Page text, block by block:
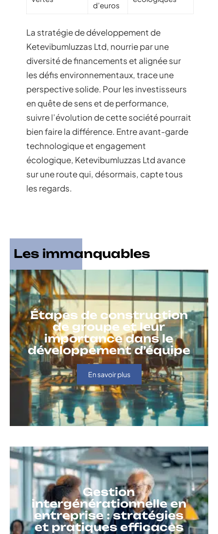
d’euros
La stratégie de développement de
Ketevibumluzzas Ltd, nourrie par une
diversité de financements et alignée sur
les défis environnementaux, trace une
perspective solide. Pour les investisseurs
en quête de sens et de performance,
suivre l’évolution de cette société pourrait
bien faire la différence. Entre avant-garde
technologique et engagement
écologique, Ketevibumluzzas Ltd avance
sur une route qui, désormais, capte tous
les regards.
Les immanquables
Étapes de construction
de groupe et leur
importance dans le
développement d’équipe
En savoir plus
Gestion
intergénérationnelle en
entreprise : stratégies
et pratiques efficaces